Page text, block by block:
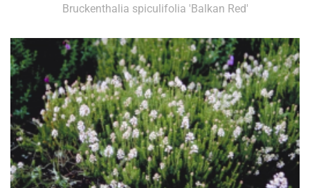
Bruckenthalia spiculifolia 'Balkan Red'